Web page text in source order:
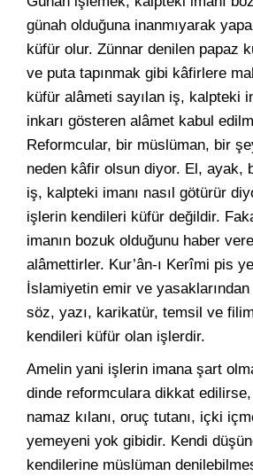
günah olduğuna inanmıyarak
küfür olur. Zünnar denilen papaz
ve puta tapınmak gibi kâfirlere
küfür alâmeti sayılan iş, kalpteki
inkarı gösteren alâmet kabul
Reformcular, bir müslüman, bir
neden kâfir olsun diyor. El, ayak,
iş, kalpteki imanı nasıl götürür
işlerin kendileri küfür değildir.
imanın bozuk olduğunu haber
alâmettirler. Kur’ân-ı Kerîmi pis
İslamiyetin emir ve
söz, yazı, karikatür, temsil ve
kendileri küfür olan işlerdir.
Amelin yani işlerin imana şart
dinde reformculara dikkat edilirse,
namaz kılanı, oruç tutanı, içki
yemeyeni yok gibidir. Kendi
kendilerine müslüman